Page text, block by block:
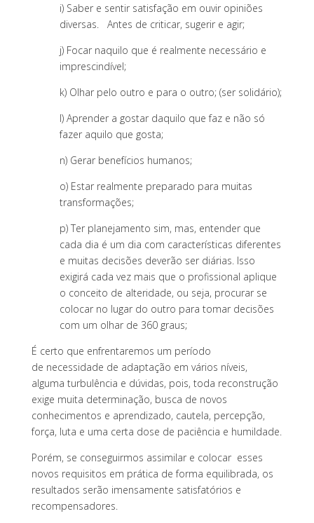
i) Saber e sentir satisfação em ouvir opiniões
diversas. Antes de criticar, sugerir e agir;
j) Focar naquilo que é realmente necessário e
imprescindível;
k) Olhar pelo outro e para o outro; (ser solidário);
l) Aprender a gostar daquilo que faz e não só
fazer aquilo que gosta;
n) Gerar benefícios humanos;
o) Estar realmente preparado para muitas
transformações;
p) Ter planejamento sim, mas, entender que
cada dia é um dia com características diferentes
e muitas decisões deverão ser diárias. Isso
exigirá cada vez mais que o profissional aplique
o conceito de alteridade, ou seja, procurar se
colocar no lugar do outro para tomar decisões
com um olhar de 360 graus;
É certo que enfrentaremos um período
de necessidade de adaptação em vários níveis,
alguma turbulência e dúvidas, pois, toda reconstrução
exige muita determinação, busca de novos
conhecimentos e aprendizado, cautela, percepção,
força, luta e uma certa dose de paciência e humildade.
Porém, se conseguirmos assimilar e colocar esses
novos requisitos em prática de forma equilibrada, os
resultados serão imensamente satisfatórios e
recompensadores.